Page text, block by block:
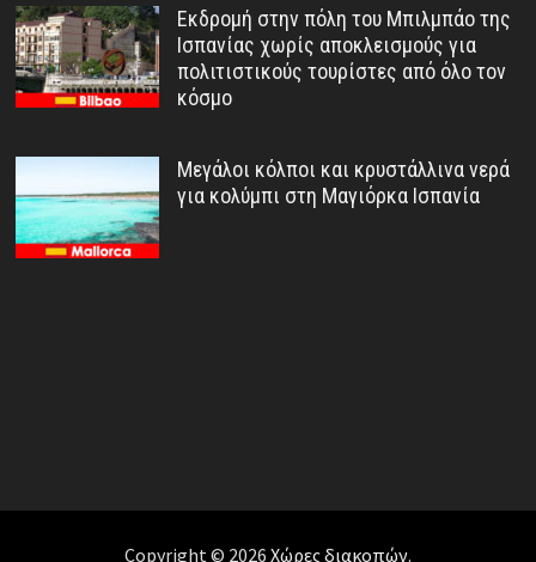
Εκδρομή στην πόλη του Μπιλμπάο της
Ισπανίας χωρίς αποκλεισμούς για
πολιτιστικούς τουρίστες από όλο τον
κόσμο
Μεγάλοι κόλποι και κρυστάλλινα νερά
για κολύμπι στη Μαγιόρκα Ισπανία
Copyright © 2026 Χώρες διακοπών.